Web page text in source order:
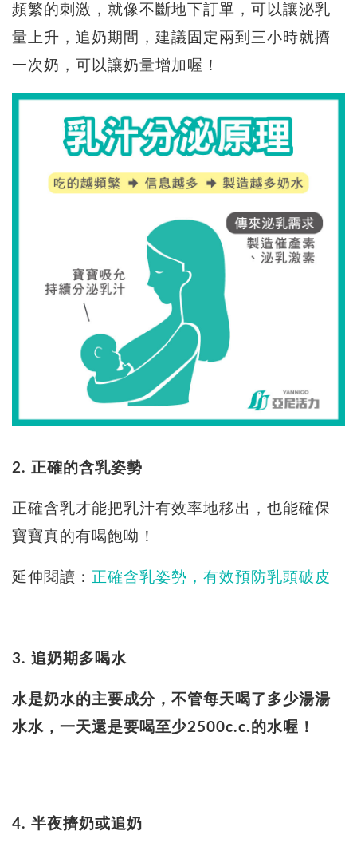
頻繁的刺激，就像不斷地下訂單，可以讓泌乳
量上升，追奶期間，建議固定兩到三小時就擠
一次奶，可以讓奶量增加喔！
2. 正確的含乳姿勢
正確含乳才能把乳汁有效率地移出，也能確保
寶寶真的有喝飽呦！
延伸閱讀： 正確含乳姿勢，有效預防乳頭破皮
3. 追奶期多喝水
水是奶水的主要成分，不管每天喝了多少湯湯
水水，一天還是要喝至少2500c.c.的水喔！
4. 半夜擠奶或追奶